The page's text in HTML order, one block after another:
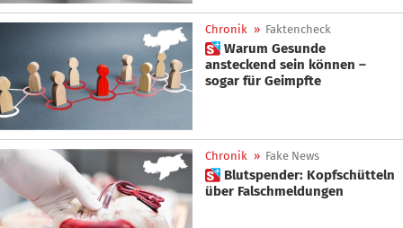
Chronik » Faktencheck
 Warum Gesunde
ansteckend sein können –
sogar für Geimpfte
Chronik » Fake News
 Blutspender: Kopfschütteln
über Falschmeldungen